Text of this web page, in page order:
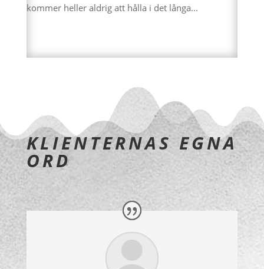
kommer heller aldrig att hålla i det långa...
KLIENTERNAS EGNA
ORD